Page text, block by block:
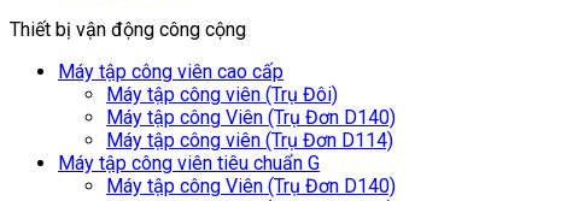
Thiết bị vận động công cộng
Máy tập công viên cao cấp
Máy tập công viên (Trụ Đôi)
Máy tập công Viên (Trụ Đơn D140)
Máy tập công viên (Trụ Đơn D114)
Máy tập công viên tiêu chuẩn G
Máy tập công Viên (Trụ Đơn D140)